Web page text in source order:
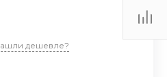
дешевле?